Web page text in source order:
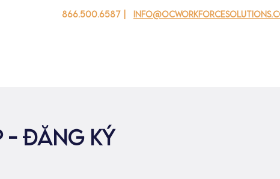
866.500.6587 |
- đăng ký